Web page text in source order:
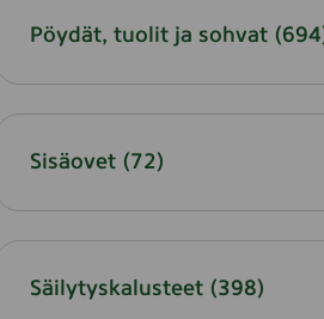
Pöydät, tuolit ja sohvat
Sisäovet (72)
Säilytyskalusteet (398)